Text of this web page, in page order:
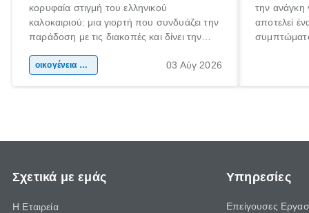
κορυφαία στιγμή του ελληνικού
καλοκαιριού: μια γιορτή που συνδυάζει την
παράδοση με τις διακοπές και δίνει την
χώρας. Είτε πρόκειται για λίγες μέρες
οικογένεια & παιδί 03 Αύγ 2026
την ανάγκη
αποτελεί
Σχετικά με εμάς
Η Εταιρεία
Υπηρεσίες
Επείγουσες